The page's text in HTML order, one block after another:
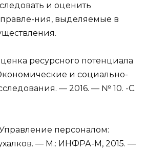
и оценить
ния, выделяемые в
ресурсного потенциала
и социально-
— 2016. — № 10. -С.
персоналом:
— М.: ИНФРА-М, 2015. —